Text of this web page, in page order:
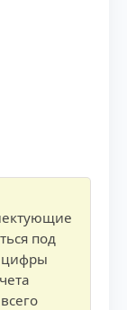
под
цифры